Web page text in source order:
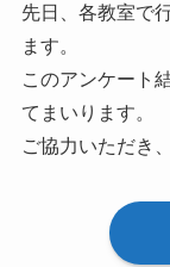
先日、各教室で
ます。
このアンケート
てまいります。
ご協力いただき